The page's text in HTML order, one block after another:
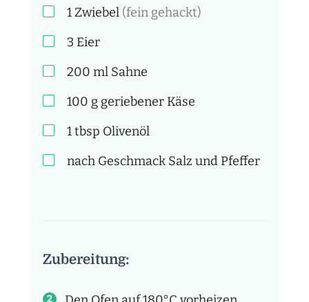
1Zwiebel (fein gehackt)
3 Eier
200 ml Sahne
100 g geriebener Käse
1tbsp Olivenöl
nach Geschmack Salz und Pfeffer
Zubereitung: